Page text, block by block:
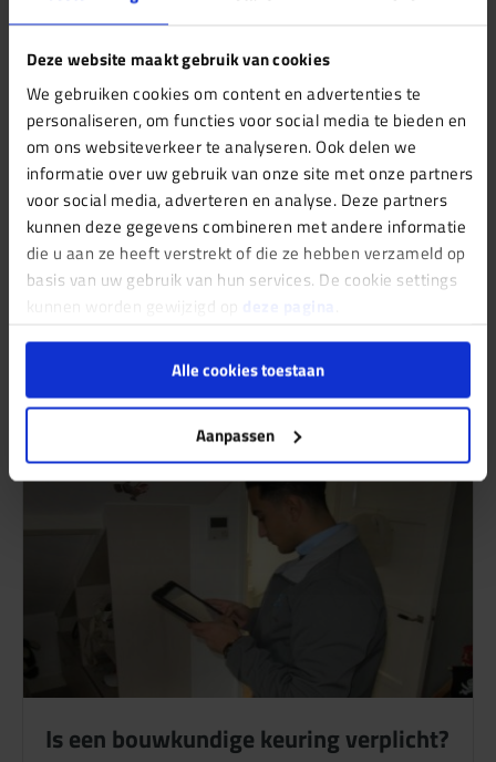
Deze website maakt gebruik van cookies
We gebruiken cookies om content en advertenties te
personaliseren, om functies voor social media te bieden en
om ons websiteverkeer te analyseren. Ook delen we
informatie over uw gebruik van onze site met onze partners
voor social media, adverteren en analyse. Deze partners
kunnen deze gegevens combineren met andere informatie
die u aan ze heeft verstrekt of die ze hebben verzameld op
basis van uw gebruik van hun services. De cookie settings
kunnen worden gewijzigd op
deze pagina
Alle cookies toestaan
Aanpassen
Wat betekent je energielabel voor je
WWS-punten?
Je energielabel telt direct mee in de WWS-
puntentelling van je huurwoning. Een beter label
Is een bouwkundige keuring verplicht?